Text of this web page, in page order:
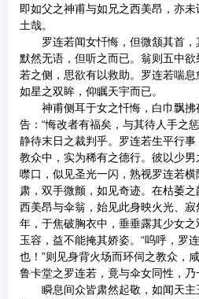
即如父之神甫与如兄之西美昂，亦
土哉。
罗连若闻女忏悔，但微颔其首，
默然无语，但听之而已。翁则五中
若之侧，思欲有以救助。罗连若喘
如星之双眸，仰瞩天宇而已。
神甫侧耳于女之忏悔，白巾飘拂
告：“悔改者有福矣，与其待人手之
静待末日之裁判乎。罗连若生平行
教众中，实为稀有之德行。彼以少
噤口，似见圣光一闪，熟视罗连若
肃，双手微颤，如见奇迹。在枯萎
西美昂与伞翁，始见此身映火光、
年，于焦破胸衣中，垂垂露其少女
玉容，益不能掩其娇姿。“呜呼，罗
也！”则见身背火场而环伺之教众，
鲁卡堂之罗连若，竟与伞女同性，乃
瞬息间众皆肃然起敬，如闻天主